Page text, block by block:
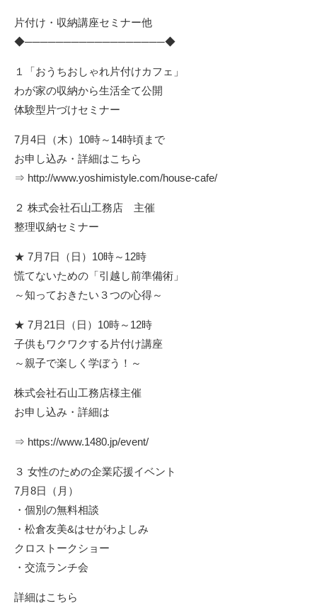
片付け・収納講座セミナー他
◆──────────────────◆
１「おうちおしゃれ片付けカフェ」
わが家の収納から生活全て公開
体験型片づけセミナー
7月4日（木）10時～14時頃まで
お申し込み・詳細はこちら
⇒ http://www.yoshimistyle.com/house-cafe/
２ 株式会社石山工務店 主催
整理収納セミナー
★ 7月7日（日）10時～12時
慌てないための「引越し前準備術」
～知っておきたい３つの心得～
★ 7月21日（日）10時～12時
子供もワクワクする片付け講座
～親子で楽しく学ぼう！～
株式会社石山工務店様主催
お申し込み・詳細は
⇒ https://www.1480.jp/event/
３ 女性のための企業応援イベント
7月8日（月）
・個別の無料相談
・松倉友美&はせがわよしみ
クロストークショー
・交流ランチ会
詳細はこちら